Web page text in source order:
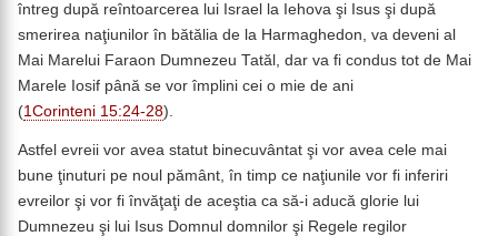
întreg după reîntoarcerea lui Israel la Iehova şi Isus şi după
smerirea naţiunilor în bătălia de la Harmaghedon, va deveni al
Mai Marelui Faraon Dumnezeu Tatăl, dar va fi condus tot de Mai
Marele Iosif până se vor împlini cei o mie de ani
(1Corinteni 15:24-28).
Astfel evreii vor avea statut binecuvântat şi vor avea cele mai
bune ţinuturi pe noul pământ, în timp ce naţiunile vor fi inferiri
evreilor şi vor fi învăţaţi de aceştia ca să-i aducă glorie lui
Dumnezeu şi lui Isus Domnul domnilor şi Regele regilor